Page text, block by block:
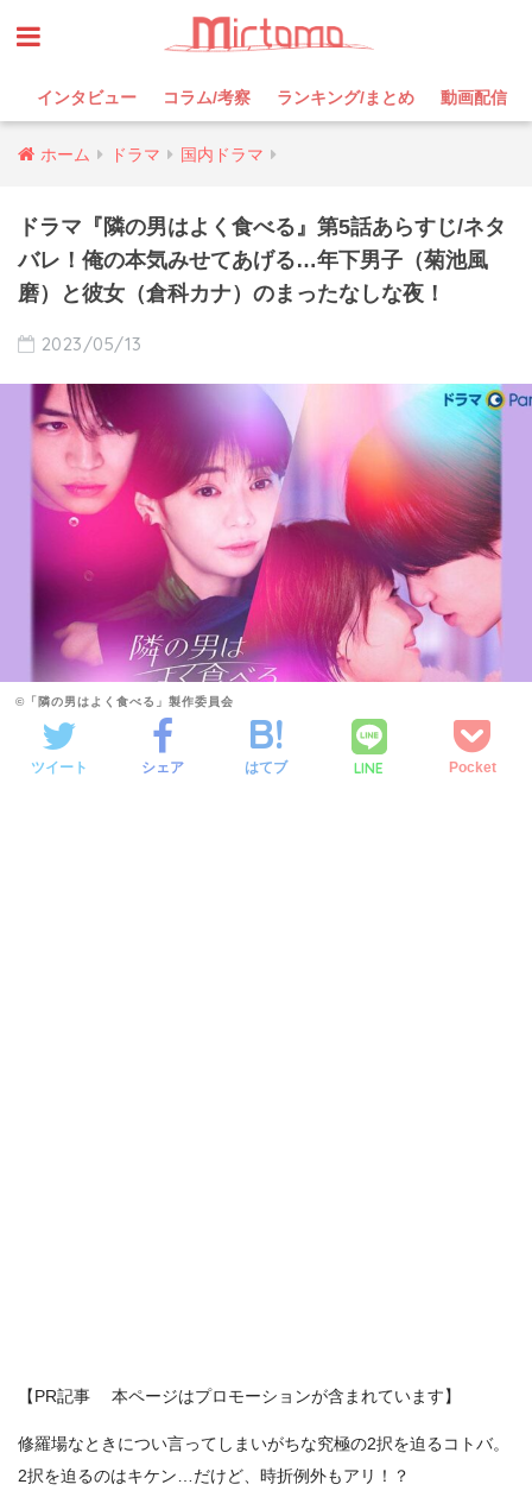
インタビュー コラム/考察 ランキング/まとめ 動画配信
ホーム ドラマ 国内ドラマ
ドラマ『隣の男はよく食べる』第5話あらすじ/ネタ
バレ！俺の本気みせてあげる…年下男子（菊池風
磨）と彼女（倉科カナ）のまったなしな夜！
2023/05/13
©「隣の男はよく食べる」製作委員会
ツイート シェア はてブ LINE Pocket
【PR記事 本ページはプロモーションが含まれています】
修羅場なときについ言ってしまいがちな究極の2択を迫るコトバ。
2択を迫るのはキケン…だけど、時折例外もアリ！？